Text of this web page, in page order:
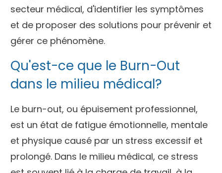
secteur médical, d'identifier les symptômes
et de proposer des solutions pour prévenir et
gérer ce phénomène.
Qu'est-ce que le Burn-Out
dans le milieu médical?
Le burn-out, ou épuisement professionnel,
est un état de fatigue émotionnelle, mentale
et physique causé par un stress excessif et
prolongé. Dans le milieu médical, ce stress